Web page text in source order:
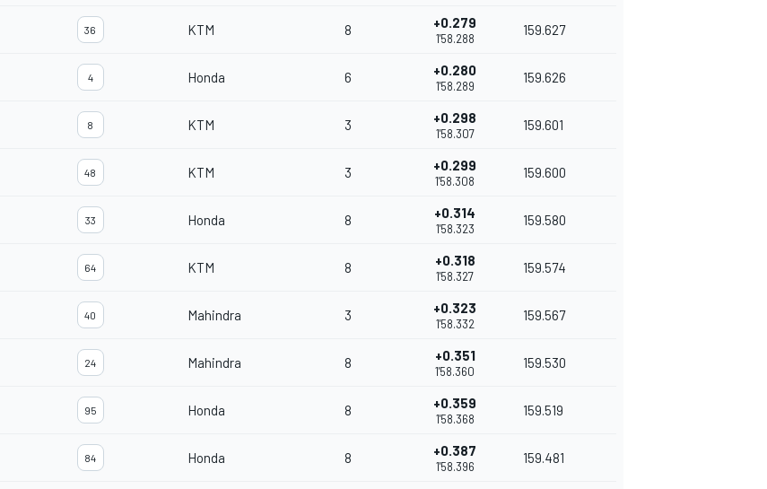
36 KTM 8 +0.279
1'58.288
159.627
4 Honda 6 +0.280
1'58.289
159.626
8 KTM 3 +0.298
1'58.307
159.601
48 KTM 3 +0.299
1'58.308
159.600
33 Honda 8 +0.314
1'58.323
159.580
64 KTM 8 +0.318
1'58.327
159.574
40 Mahindra 3 +0.323
1'58.332
159.567
24 Mahindra 8 +0.351
1'58.360
159.530
95 Honda 8 +0.359
1'58.368
159.519
84 Honda 8 +0.387
1'58.396
159.481